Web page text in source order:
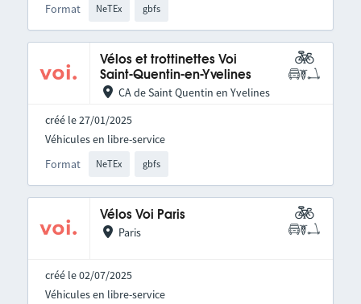
Format NeTEx gbfs
Vélos et trottinettes Voi
Saint-Quentin-en-Yvelines
CA de Saint Quentin en Yvelines
créé le 27/01/2025
Format NeTEx gbfs
Véhicules en libre-service
Vélos Voi Paris
Paris
créé le 02/07/2025
Véhicules en libre-service